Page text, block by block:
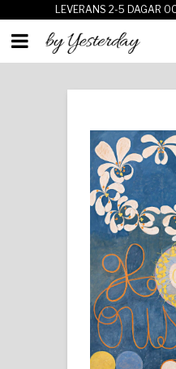
LEVERANS 2-5 DAGAR